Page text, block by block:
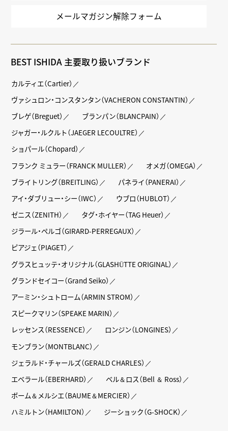
メールマガジン解除フォーム
BEST ISHIDA 主要取り扱いブランド
カルティエ（Cartier）
ヴァシュロン・コンスタンタン（VACHERON CONSTANTIN）
ブレゲ（Breguet）
ブランパン（BLANCPAIN）
ジャガー・ルクルト（JAEGER LECOULTRE）
ショパール（Chopard）
フランク ミュラー（FRANCK MULLER）
オメガ（OMEGA）
ブライトリング（BREITLING）
パネライ（PANERAI）
アイ・ダブリュー・シー（IWC）
ウブロ（HUBLOT）
ゼニス（ZENITH）
タグ・ホイヤー（TAG Heuer）
ジラール・ペルゴ（GIRARD-PERREGAUX）
ピアジェ（PIAGET）
グラスヒュッテ・オリジナル（GLASHÜTTE ORIGINAL）
グランドセイコー（Grand Seiko）
アーミン・シュトローム（ARMIN STROM）
スピークマリン（SPEAKE MARIN）
レッセンス（RESSENCE）
ロンジン（LONGINES）
モンブラン（MONTBLANC）
ジェラルド・チャールズ（GERALD CHARLES）
エベラール（EBERHARD）
ベル＆ロス（Bell ＆ Ross）
ボーム＆メルシエ（BAUME＆MERCIER）
ハミルトン（HAMILTON）
ジーショック（G-SHOCK）